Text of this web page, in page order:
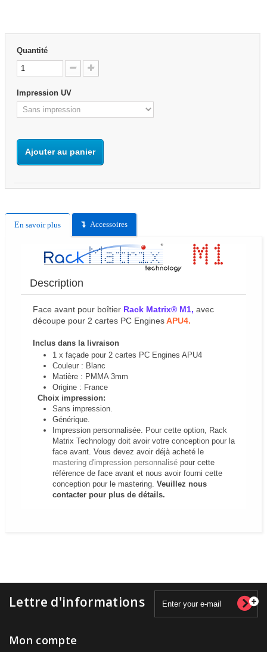
Quantité
Impression UV
Ajouter au panier
En savoir plus Accessoires
Description
Face avant pour boîtier Rack Matrix® M1, avec
découpe pour 2 cartes PC EnginesAPU4.
Inclus dans la livraison
1 x façade pour 2 cartes PC Engines APU4
Couleur : Blanc
Matière : PMMA 3mm
Origine : France
Choix impression:
Sans impression.
Générique.
Impression personnalisée. Pour cette option, Rack
Matrix Technology doit avoir votre conception pour la
face avant. Vous devez avoir déjà acheté le
mastering d'impression personnalisé pour cette
référence de face avant et nous avoir fourni cette
conception pour le mastering. Veuillez nous
contacter pour plus de détails.
Lettre d'informations
Mon compte